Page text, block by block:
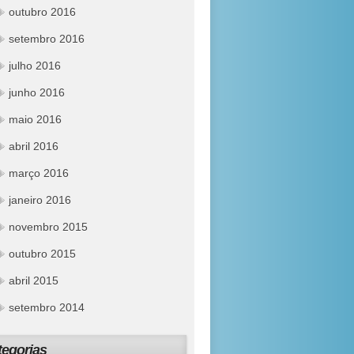
outubro 2016
setembro 2016
julho 2016
junho 2016
maio 2016
abril 2016
março 2016
janeiro 2016
novembro 2015
outubro 2015
abril 2015
setembro 2014